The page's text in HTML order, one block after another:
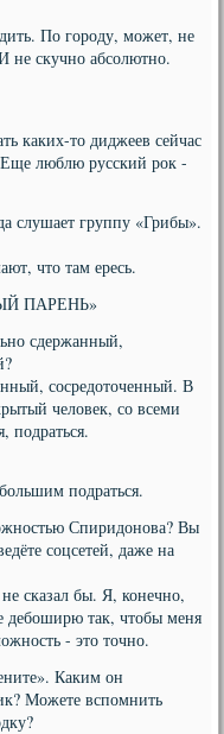
По городу, может, не
не скучно абсолютно.
каких-то диджеев сейчас
люблю русский рок -
слушает группу «Грибы».
что там ересь.
ПАРЕНЬ»
сдержанный,
сосредоточенный. В
человек, со всеми
подраться.
подраться.
Спиридонова? Вы
соцсетей, даже на
сказал бы. Я, конечно,
дебоширю так, чтобы меня
- это точно.
Каким он
Можете вспомнить